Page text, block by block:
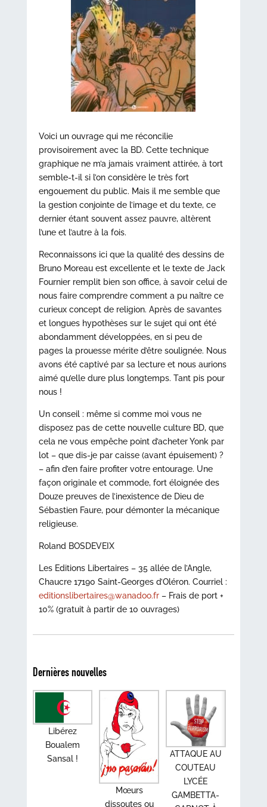
Voici un ouvrage qui me réconcilie
provisoirement avec la BD. Cette technique
graphique ne m’a jamais vraiment attirée, à tort
semble-t-il si l’on considère le très fort
engouement du public. Mais il me semble que
la gestion conjointe de l’image et du texte, ce
dernier étant souvent assez pauvre, altèrent
l’une et l’autre à la fois.
Reconnaissons ici que la qualité des dessins de
Bruno Moreau est excellente et le texte de Jack
Fournier remplit bien son office, à savoir celui de
nous faire comprendre comment a pu naître ce
curieux concept de religion. Après de savantes
et longues hypothèses sur le sujet qui ont été
abondamment développées, en si peu de
pages la prouesse mérite d’être soulignée. Nous
avons été captivé par sa lecture et nous aurions
aimé qu’elle dure plus longtemps. Tant pis pour
nous !
Un conseil : même si comme moi vous ne
disposez pas de cette nouvelle culture BD, que
cela ne vous empêche point d’acheter Yonk par
lot – que dis-je par caisse (avant épuisement) ?
– afin d’en faire profiter votre entourage. Une
façon originale et commode, fort éloignée des
Douze preuves de l’inexistence de Dieu de
Sébastien Faure, pour démonter la mécanique
religieuse.
Roland BOSDEVEIX
Les Editions Libertaires – 35 allée de l’Angle,
Chaucre 17190 Saint-Georges d’Oléron. Courriel :
editionslibertaires@wanadoo.fr– Frais de port +
10% (gratuit à partir de 10 ouvrages)
Dernières nouvelles
Libérez
Boualem
Sansal !
Mœurs
dissoutes ou
ATTAQUE AU
COUTEAU
LYCÉE
GAMBETTA-